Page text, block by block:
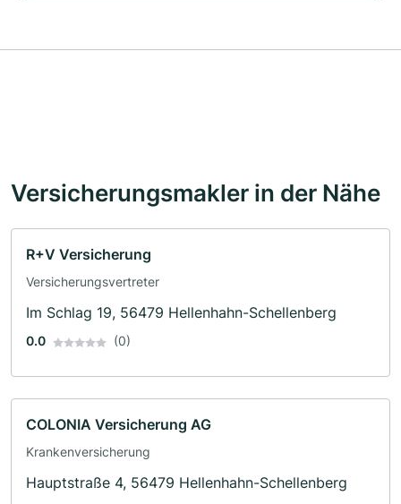
Versicherungsmakler in der Nähe
R+V Versicherung
Versicherungsvertreter
Im Schlag 19, 56479 Hellenhahn-Schellenberg
0.0 (0)
COLONIA Versicherung AG
Krankenversicherung
Hauptstraße 4, 56479 Hellenhahn-Schellenberg